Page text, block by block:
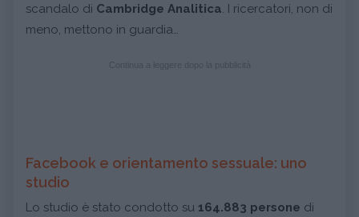
scandalo di Cambridge Analitica . I ricercatori, non di
meno, mettono in guardia…
Facebook e orientamento sessuale: uno
studio
Lo studio è stato condotto su 164.883 persone di